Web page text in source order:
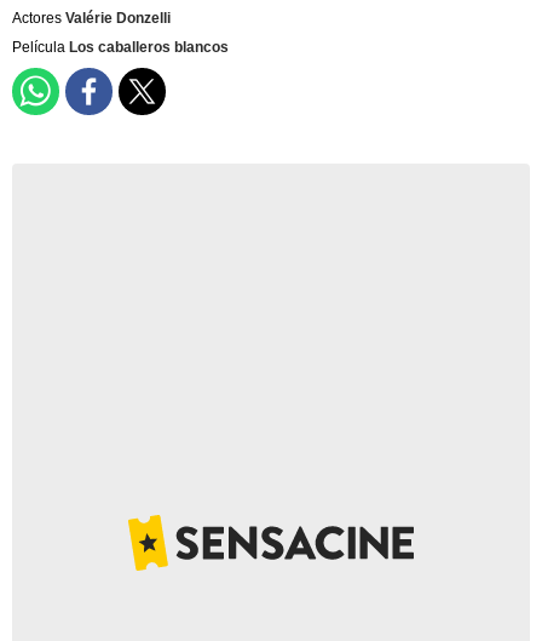
Actores Valérie Donzelli
Película Los caballeros blancos